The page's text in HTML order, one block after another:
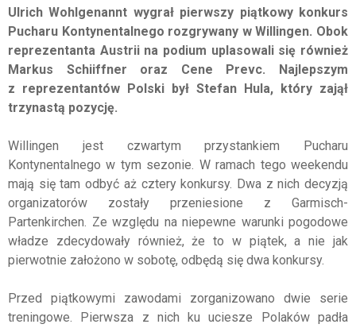
Ulrich Wohlgenannt wygrał pierwszy piątkowy konkurs
Pucharu Kontynentalnego rozgrywany w Willingen. Obok
reprezentanta Austrii na podium uplasowali się również
Markus Schiiffner oraz Cene Prevc. Najlepszym
z reprezentantów Polski był Stefan Hula, który zajął
trzynastą pozycję.
Willingen jest czwartym przystankiem Pucharu
Kontynentalnego w tym sezonie. W ramach tego weekendu
mają się tam odbyć aż cztery konkursy. Dwa z nich decyzją
organizatorów zostały przeniesione z Garmisch-
Partenkirchen. Ze względu na niepewne warunki pogodowe
władze zdecydowały również, że to w piątek, a nie jak
pierwotnie założono w sobotę, odbędą się dwa konkursy.
Przed piątkowymi zawodami zorganizowano dwie serie
treningowe. Pierwsza z nich ku uciesze Polaków padła